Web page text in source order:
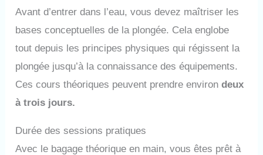
Avant d’entrer dans l’eau, vous devez maîtriser les
bases conceptuelles de la plongée. Cela englobe
tout depuis les principes physiques qui régissent la
plongée jusqu’à la connaissance des équipements.
Ces cours théoriques peuvent prendre environdeux
à trois jours.
Durée des sessions pratiques
Avec le bagage théorique en main, vous êtes prêt à